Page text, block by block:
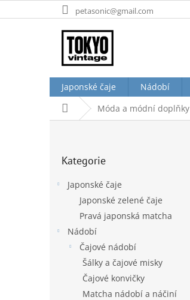
na
petasonic@gmail.com
Japonské čaje Nádobí
Domů Móda a módní doplňky
kategorie
Kategorie
Japonské čaje
Japonské zelené čaje
Pravá japonská matcha
Nádobí
Čajové nádobí
Šálky a čajové misky
Čajové konvičky
Matcha nádobí a náčiní